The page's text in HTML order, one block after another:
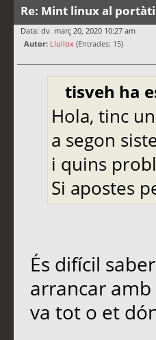
Re: Mint linux al
Data: dv. març 20, 2020 10:27 am
Autor: Llullox (Entrades: 15)
tisveh ha
Hola, tinc
a segon
i quins
Si apostes
És difícil
arrancar amb
va tot o et